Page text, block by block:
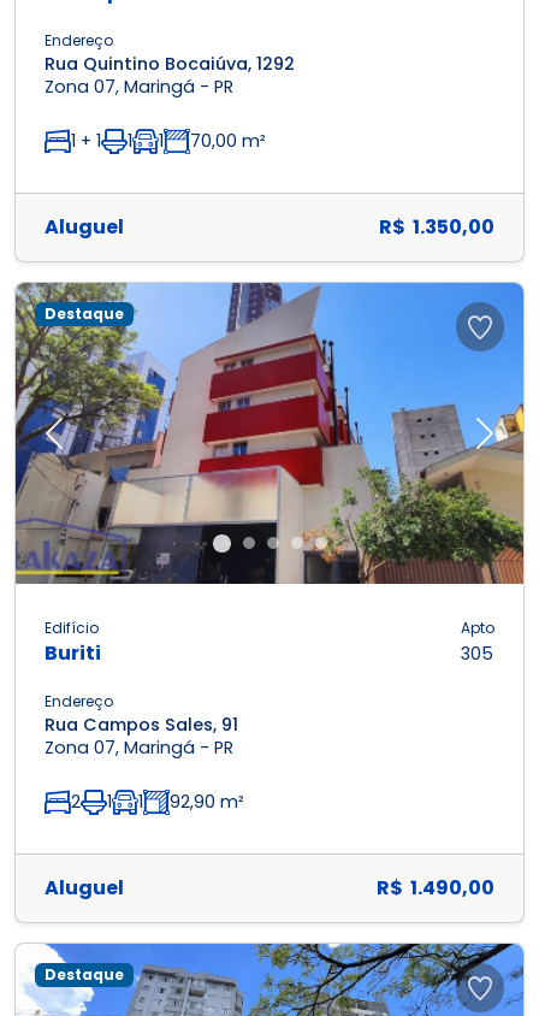
Endereço
Rua Quintino Bocaiúva, 1292
Zona 07, Maringá - PR
1 + 1 1 1 70,00 m²
Aluguel R$ 1.350,00
Previous Next
Destaque
Edifício
Buriti
Apto
305
Endereço
Rua Campos Sales, 91
Zona 07, Maringá - PR
2 1 1 92,90 m²
Aluguel R$ 1.490,00
Destaque